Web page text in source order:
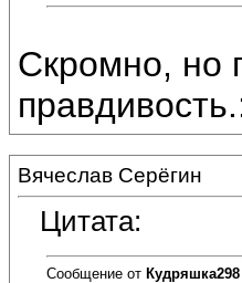
Скромно, но
Вячеслав Серёгин
Цитата:
Сообщение от Кудряшка298